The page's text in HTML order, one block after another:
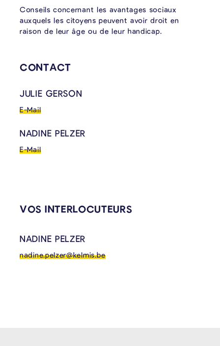
Conseils concernant les avantages sociaux
auxquels les citoyens peuvent avoir droit en
raison de leur âge ou de leur handicap.
CONTACT
JULIE GERSON
E-Mail
NADINE PELZER
E-Mail
VOS INTERLOCUTEURS
NADINE PELZER
nadine.pelzer@kelmis.be